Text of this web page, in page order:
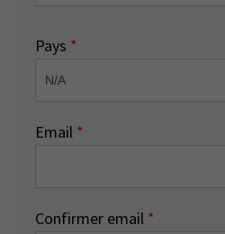
Pays *
Email *
Confirmer email *